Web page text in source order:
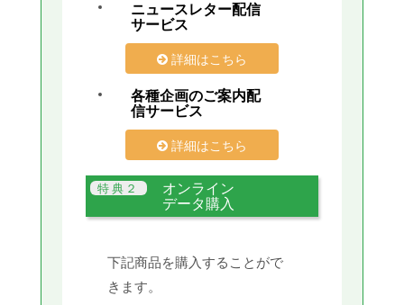
ニュースレター配信
サービス
詳細はこちら
各種企画のご案内配
信サービス
詳細はこちら
オンライン
データ購入
下記商品を購入することがで
きます。